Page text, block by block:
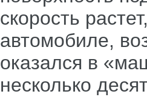
скорость
автомобиле,
оказался в
несколько